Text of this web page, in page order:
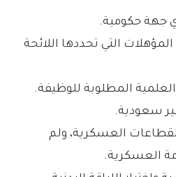
جهة حكومية.
المؤهلات التي تحددها اللائحة
المطلوبة للوظيفة.
سعودية.
العسكرية، ولم
العسكرية.